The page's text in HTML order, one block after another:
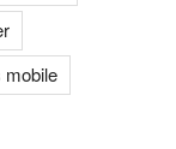
mobile